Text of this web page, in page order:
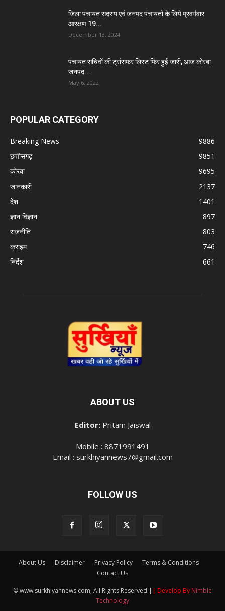
जिला पंचायत सदस्य एवं जनपद पंचायतों के लिये प्रवर्गवार
आरक्षण 19...
December 13, 2024
पंचायत सचिवों की ट्रांसफर लिस्ट फिर हुई जारी, आज कोरबा
जनपद...
May 6, 2022
POPULAR CATEGORY
Breaking News
9886
छत्तीसगढ़
9851
कोरबा
9695
जानकारी
2137
देश
1401
ज्ञान विज्ञान
897
राजनीति
803
क्राइम
746
निर्देश
661
ABOUT US
Editor:Pritam Jaiswal
Mobile : 8871991491
Email : surkhiyannews7@gmail.com
FOLLOW US
About Us Disclaimer Privacy Policy
Terms & Conditions
Contact Us
© www.surkhiyannews.com, All Rights Reserved | | Develop By Nimble
Technology